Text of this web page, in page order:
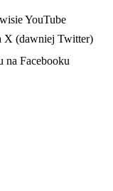
YouTube
X (dawniej Twitter)
na Facebooku